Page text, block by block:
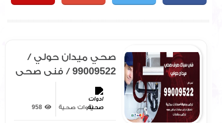
صحي ميدان حولي /
99009522 / فني صحي
/ سباك / ادوات صحية /
رقم صحي ميدان
حولي
ادوات صحية